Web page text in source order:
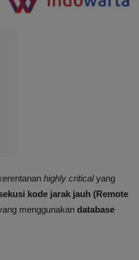
highly criticalyang
kode jarak jauh (Remote
menggunakan database